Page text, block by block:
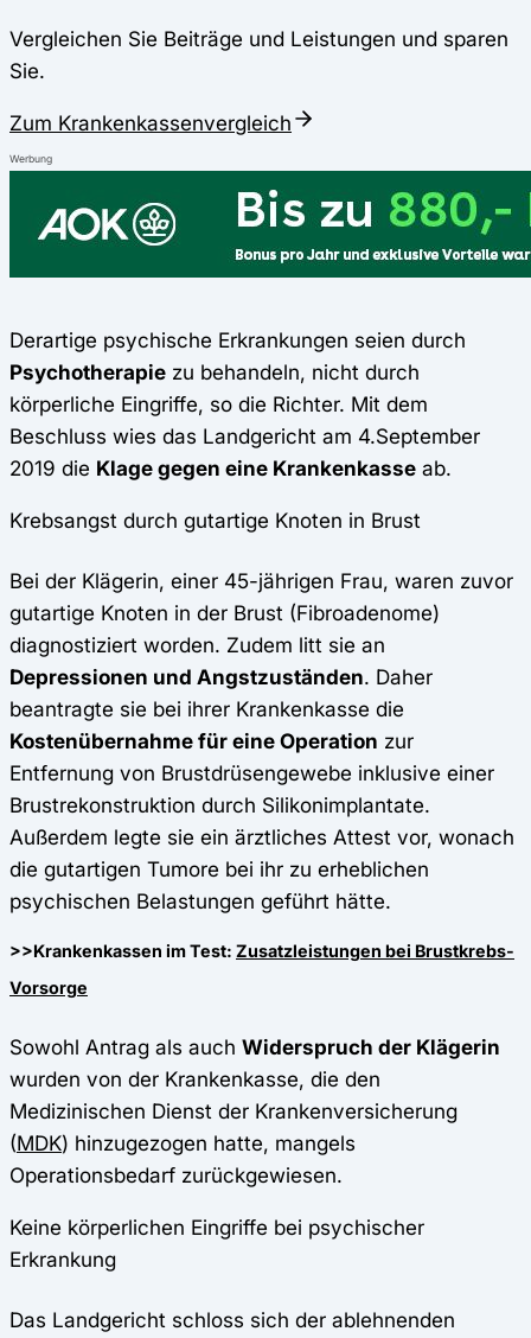
Vergleichen Sie Beiträge und Leistungen und sparen
Sie.
Zum Krankenkassenvergleich
Werbung
Derartige psychische Erkrankungen seien durch
Psychotherapie zu behandeln, nicht durch
körperliche Eingriffe, so die Richter. Mit dem
Beschluss wies das Landgericht am 4.September
2019 die Klage gegen eine Krankenkasse ab.
Krebsangst durch gutartige Knoten in Brust
Bei der Klägerin, einer 45-jährigen Frau, waren zuvor
gutartige Knoten in der Brust (Fibroadenome)
diagnostiziert worden. Zudem litt sie an
Depressionen und Angstzuständen. Daher
beantragte sie bei ihrer Krankenkasse die
Kostenübernahme für eine Operation zur
Entfernung von Brustdrüsengewebe inklusive einer
Brustrekonstruktion durch Silikonimplantate.
Außerdem legte sie ein ärztliches Attest vor, wonach
die gutartigen Tumore bei ihr zu erheblichen
psychischen Belastungen geführt hätte.
>>Krankenkassen im Test: Zusatzleistungen bei Brustkrebs-
Vorsorge
Sowohl Antrag als auch Widerspruch der Klägerin
wurden von der Krankenkasse, die den
Medizinischen Dienst der Krankenversicherung
(MDK) hinzugezogen hatte, mangels
Operationsbedarf zurückgewiesen.
Keine körperlichen Eingriffe bei psychischer
Erkrankung
Das Landgericht schloss sich der ablehnenden